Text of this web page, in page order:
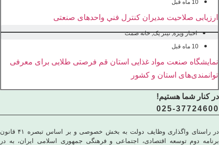
10 ماه قبل
ارزیابی صلاحیت مدیران کنترل فنی واحدهای صنعتی
اخبار ویژه,تیتر یک,خانه صمت
10 ماه قبل
نمایشگاه صنعت مواد غذایی استان قم فرصتی طلایی برای معرفی
توانمندی‌های استان و کشور
در کنار شما هستیم!
025-37724600
در راستای واگذاری وظایف دولت به بخش خصوصی و بر اساس تبصره ۴۱ قانون
برنامه دوم توسعه اقتصادی، اجتماعی و فرهنگی جمهوری اسلامی ایران، به در